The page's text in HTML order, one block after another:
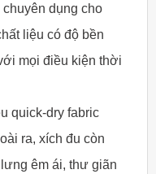
dụng cho
liệu có độ bền
mọi điều kiện thời
quick-dry fabric
ra, xích đu còn
êm ái, thư giãn